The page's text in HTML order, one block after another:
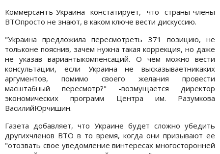
Коммерсантъ-Украина констатирует, что страны-члены
ВТОпросто не знают, в каком ключе вести дискуссию.
"Украина предложила пересмотреть 371 позицию, не
тольконе пояснив, зачем нужна такая коррекция, но даже
не указав вариантыкомпенсаций. О чем можно вести
консультации, если Украина не высказываетникаких
аргументов, помимо своего желания провести
масштабный пересмотр?" -возмущается директор
экономических программ Центра им. Разумкова
ВасилийЮрчишин.
Газета добавляет, что Украине будет сложно убедить
другихчленов ВТО в то время, когда они призывают ее
"отозвать свое уведомление винтересах многосторонней